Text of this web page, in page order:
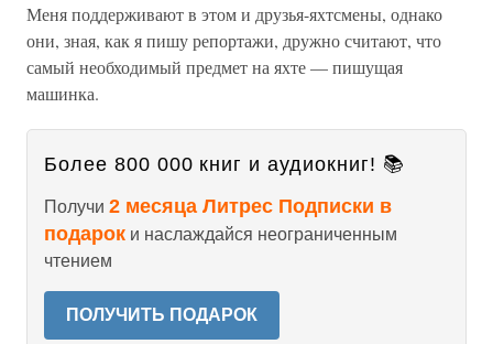
Меня поддерживают в этом и друзья-яхтсмены, однако
они, зная, как я пишу репортажи, дружно считают, что
самый необходимый предмет на яхте — пишущая
машинка.
Более 800 000 книг и аудиокниг! 📚
Получи 2 месяца Литрес Подписки в
подарок и наслаждайся неограниченным
чтением
ПОЛУЧИТЬ ПОДАРОК